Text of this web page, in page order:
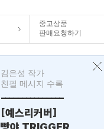
중고상품
판매요청하기
김은성 작가
친필 메시지 수록
---------------
[예스리커버]